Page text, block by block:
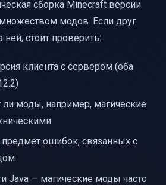
сборка Minecraft версии
модов. Если друг
стоит проверить:
клиента с сервером (оба
моды, например, магические
ошибок, связанных с
Java — магические моды часто